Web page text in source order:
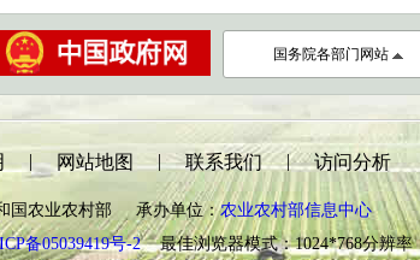
国务院各部门网站
| 网站地图 | 联系我们 | 访问分析
国农业农村部 承办单位：农业农村部信息中心
备05039419号-2最佳浏览器模式：1024*768分辨率